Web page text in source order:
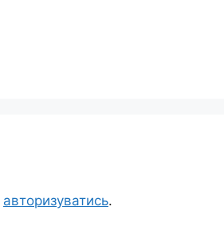
авторизуватись.